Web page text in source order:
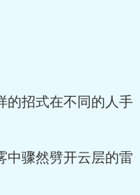
招式在不同的人手
骤然劈开云层的雷